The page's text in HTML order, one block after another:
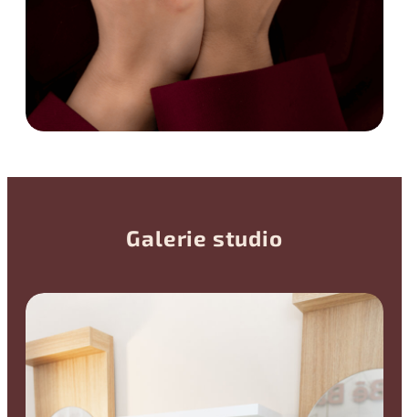
Galerie studio